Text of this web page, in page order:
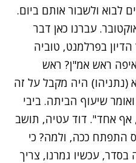
לבוא ולשבור אותם ביום.
את הכלים? ב-7 באוקטובר. עברנו כאן דבר
בפרלמנט, טוביה
ראש אמ"ן? ראש
היה מקבל על זה
שיעוף הביתה. ביבי
אף אחד". דוד עטיה, תושב
התפתח ככה, ולמה? כי
בסדר, עכשיו גמרנו, צריך